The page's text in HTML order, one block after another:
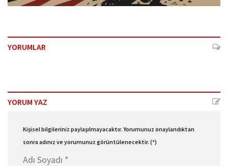
YORUMLAR
YORUM YAZ
Kişisel bilgileriniz paylaşılmayacaktır. Yorumunuz onaylandıktan
sonra adınız ve yorumunuz görüntülenecektir. (*)
Adı Soyadı *